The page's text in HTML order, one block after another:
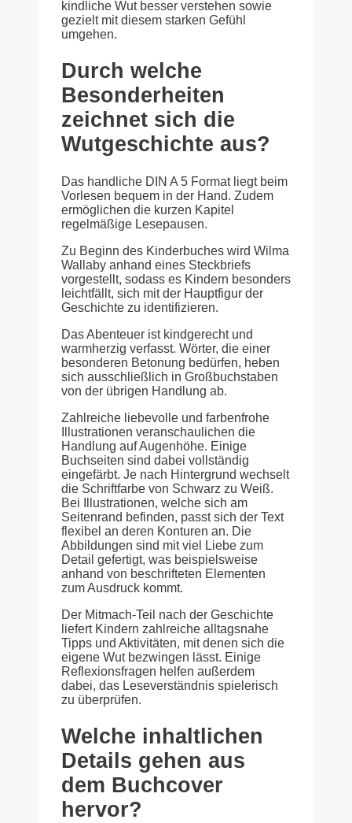
kindliche Wut besser verstehen sowie
gezielt mit diesem starken Gefühl
umgehen.
Durch welche
Besonderheiten
zeichnet sich die
Wutgeschichte aus?
Das handliche DIN A 5 Format liegt beim
Vorlesen bequem in der Hand. Zudem
ermöglichen die kurzen Kapitel
regelmäßige Lesepausen.
Zu Beginn des Kinderbuches wird Wilma
Wallaby anhand eines Steckbriefs
vorgestellt, sodass es Kindern besonders
leichtfällt, sich mit der Hauptfigur der
Geschichte zu identifizieren.
Das Abenteuer ist kindgerecht und
warmherzig verfasst. Wörter, die einer
besonderen Betonung bedürfen, heben
sich ausschließlich in Großbuchstaben
von der übrigen Handlung ab.
Zahlreiche liebevolle und farbenfrohe
Illustrationen veranschaulichen die
Handlung auf Augenhöhe. Einige
Buchseiten sind dabei vollständig
eingefärbt. Je nach Hintergrund wechselt
die Schriftfarbe von Schwarz zu Weiß.
Bei Illustrationen, welche sich am
Seitenrand befinden, passt sich der Text
flexibel an deren Konturen an. Die
Abbildungen sind mit viel Liebe zum
Detail gefertigt, was beispielsweise
anhand von beschrifteten Elementen
zum Ausdruck kommt.
Der Mitmach-Teil nach der Geschichte
liefert Kindern zahlreiche alltagsnahe
Tipps und Aktivitäten, mit denen sich die
eigene Wut bezwingen lässt. Einige
Reflexionsfragen helfen außerdem
dabei, das Leseverständnis spielerisch
zu überprüfen.
Welche inhaltlichen
Details gehen aus
dem Buchcover
hervor?